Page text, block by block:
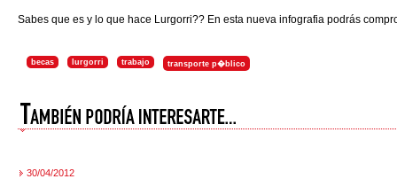
Sabes que es y lo que hace Lurgorri?? En esta nueva infografia podrás
becas lurgorri trabajo transporte p�blico
30/04/2012